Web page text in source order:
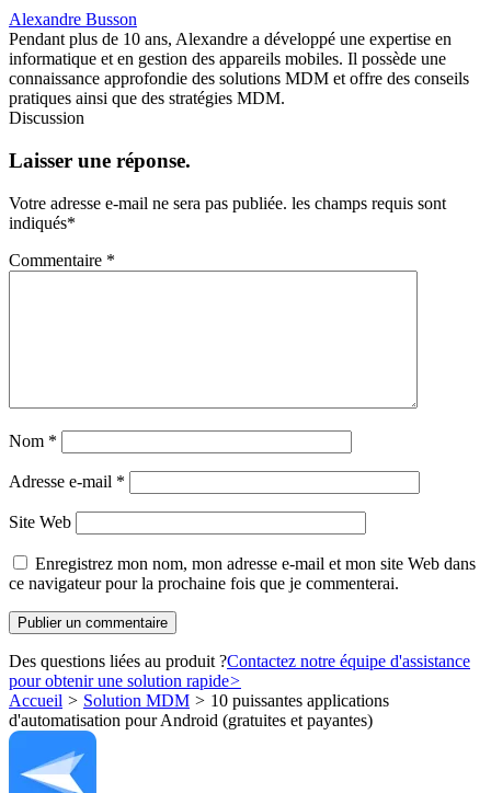
Alexandre Busson
Pendant plus de 10 ans, Alexandre a développé une expertise en
informatique et en gestion des appareils mobiles. Il possède une
connaissance approfondie des solutions MDM et offre des conseils
pratiques ainsi que des stratégies MDM.
Discussion
Laisser une réponse.
Votre adresse e-mail ne sera pas publiée. les champs requis sont
indiqués*
Commentaire *
Nom *
Adresse e-mail *
Site Web
Enregistrez mon nom, mon adresse e-mail et mon site Web dans
ce navigateur pour la prochaine fois que je commenterai.
Des questions liées au produit ?Contactez notre équipe d'assistance
pour obtenir une solution rapide>
Accueil > Solution MDM > 10 puissantes applications
d'automatisation pour Android (gratuites et payantes)